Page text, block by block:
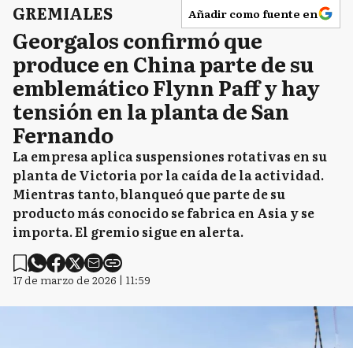
GREMIALES Añadir como fuente en
Georgalos confirmó que
produce en China parte de su
emblemático Flynn Paff y hay
tensión en la planta de San
Fernando
La empresa aplica suspensiones rotativas en su
planta de Victoria por la caída de la actividad.
Mientras tanto, blanqueó que parte de su
producto más conocido se fabrica en Asia y se
importa. El gremio sigue en alerta.
17 de marzo de 2026 | 11:59